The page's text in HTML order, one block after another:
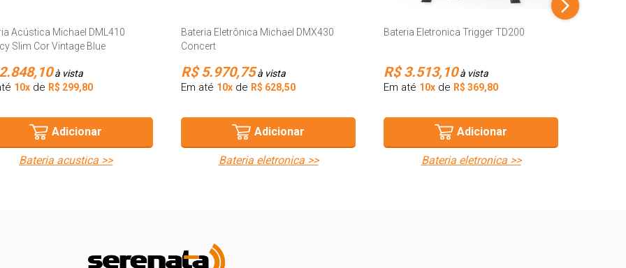
Acústica Michael DML410
Slim Cor Vintage Blue
à vista
10x de R$ 299,80
Adicionar
bateria acustica >>
Bateria Eletrônica Michael DMX430
Concert
R$ 5.970,75à vista
Em até 10x de R$ 628,50
Adicionar
bateria eletronica >>
Bateria Eletronica Trigger TD200
R$ 3.513,10à vista
Em até 10x de R$ 369,80
Adicionar
bateria eletronica >>